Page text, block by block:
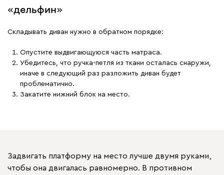
«дельфин»
Складывать диван нужно в обратном порядке:
Опустите выдвигающуюся часть матраса.
Убедитесь, что ручка-петля из ткани осталась снаружи,
иначе в следующий раз разложить диван будет
проблематично.
Закатите нижний блок на место.
Задвигать платформу на место лучше двумя руками,
чтобы она двигалась равномерно. В противном